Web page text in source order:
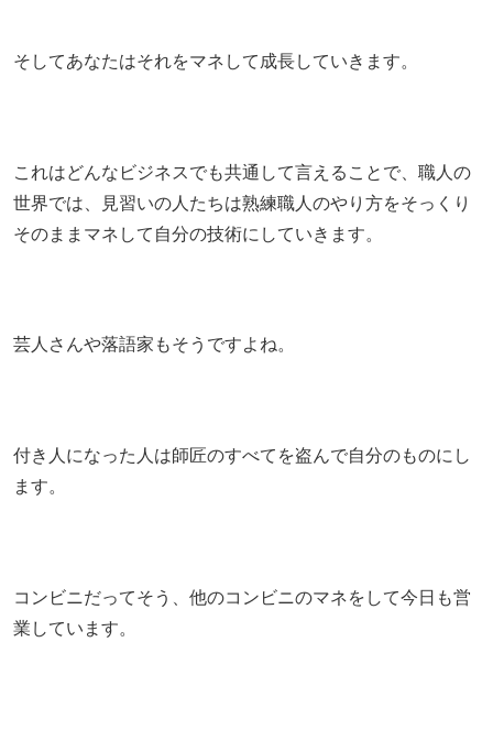
そしてあなたはそれをマネして成長していきます。
これはどんなビジネスでも共通して言えることで、職人の
世界では、見習いの人たちは熟練職人のやり方をそっくり
そのままマネして自分の技術にしていきます。
芸人さんや落語家もそうですよね。
付き人になった人は師匠のすべてを盗んで自分のものにし
ます。
コンビニだってそう、他のコンビニのマネをして今日も営
業しています。